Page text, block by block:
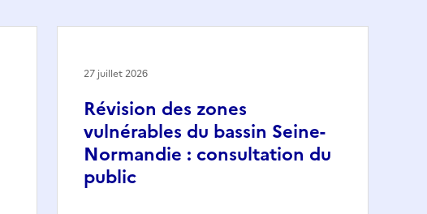
Révision des zones
vulnérables du bassin Seine-
Normandie : consultation du
public
27 juillet 2026